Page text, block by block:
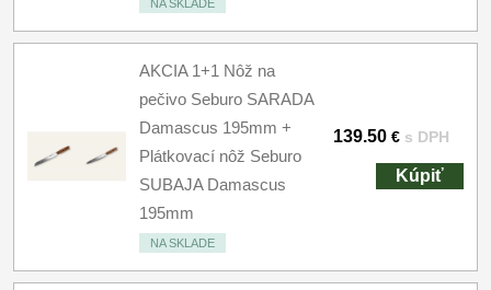
NA SKLADE
AKCIA 1+1 Nôž na
pečivo Seburo SARADA
Damascus 195mm +
Plátkovací nôž Seburo
SUBAJA Damascus
195mm
NA SKLADE
139.50 € s DPH
Kúpiť